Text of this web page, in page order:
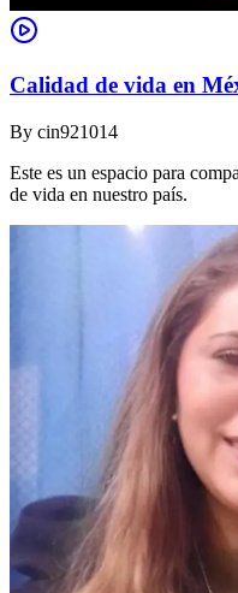
Calidad de vida en
By cin921014
Este es un espacio para
de vida en nuestro país.